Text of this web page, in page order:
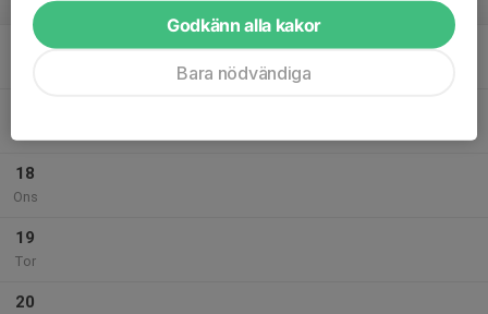
18
Ons
19
Tor
20
Godkänn alla kakor
Bara nödvändiga